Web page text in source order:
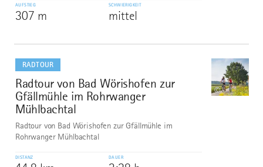
AUFSTIEG
307 m
SCHWIERIGKEIT
mittel
RADTOUR
8
Radtour von Bad Wörishofen zur
Gfällmühle im Rohrwanger
Mühlbachtal
©
Radtour von Bad Wörishofen zur Gfällmühle im
Rohrwanger Mühlbachtal
DISTANZ DAUER
dazu